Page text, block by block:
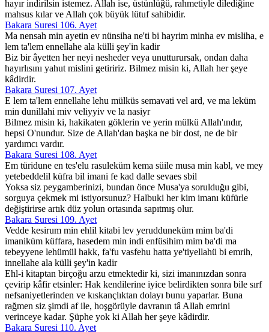
hayır indirilsin istemez. Allah ise, üstünlüğü, rahmetiyle dilediğine
mahsus kılar ve Allah çok büyük lütuf sahibidir.
Bakara Suresi 106. Ayet
Ma nensah min ayetin ev nünsiha ne'ti bi hayrim minha ev misliha, e
lem ta'lem ennellahe ala külli şey'in kadir
Biz bir âyetten her neyi nesheder veya unutturursak, ondan daha
hayırlısını yahut mislini getiririz. Bilmez misin ki, Allah her şeye
kâdirdir.
Bakara Suresi 107. Ayet
E lem ta'lem ennellahe lehu mülküs semavati vel ard, ve ma leküm
min dunillahi miv veliyyiv ve la nasiyr
Bilmez misin ki, hakikaten göklerin ve yerin mülkü Allah'ındır,
hepsi O'nundur. Size de Allah'dan başka ne bir dost, ne de bir
yardımcı vardır.
Bakara Suresi 108. Ayet
Em türidune en tes'elu rasuleküm kema süile musa min kabl, ve mey
yetebeddelil küfra bil imani fe kad dalle sevaes sbil
Yoksa siz peygamberinizi, bundan önce Musa'ya sorulduğu gibi,
sorguya çekmek mi istiyorsunuz? Halbuki her kim imanı küfürle
değiştirirse artık düz yolun ortasında sapıtmış olur.
Bakara Suresi 109. Ayet
Vedde kesirum min ehlil kitabi lev yerudduneküm mim ba'di
imaniküm küffara, hasedem min indi enfüsihim mim ba'di ma
tebeyyene lehümül hakk, fa'fu vasfehu hatta ye'tiyellahü bi emrih,
innellahe ala külli şey'in kadir
Ehl-i kitaptan birçoğu arzu etmektedir ki, sizi imanınızdan sonra
çevirip kâfir etsinler: Hak kendilerine iyice belirdikten sonra bile sırf
nefsaniyetlerinden ve kıskançlıktan dolayı bunu yaparlar. Buna
rağmen siz şimdi af ile, hoşgörüyle davranın tâ Allah emrini
verinceye kadar. Şüphe yok ki Allah her şeye kâdirdir.
Bakara Suresi 110. Ayet